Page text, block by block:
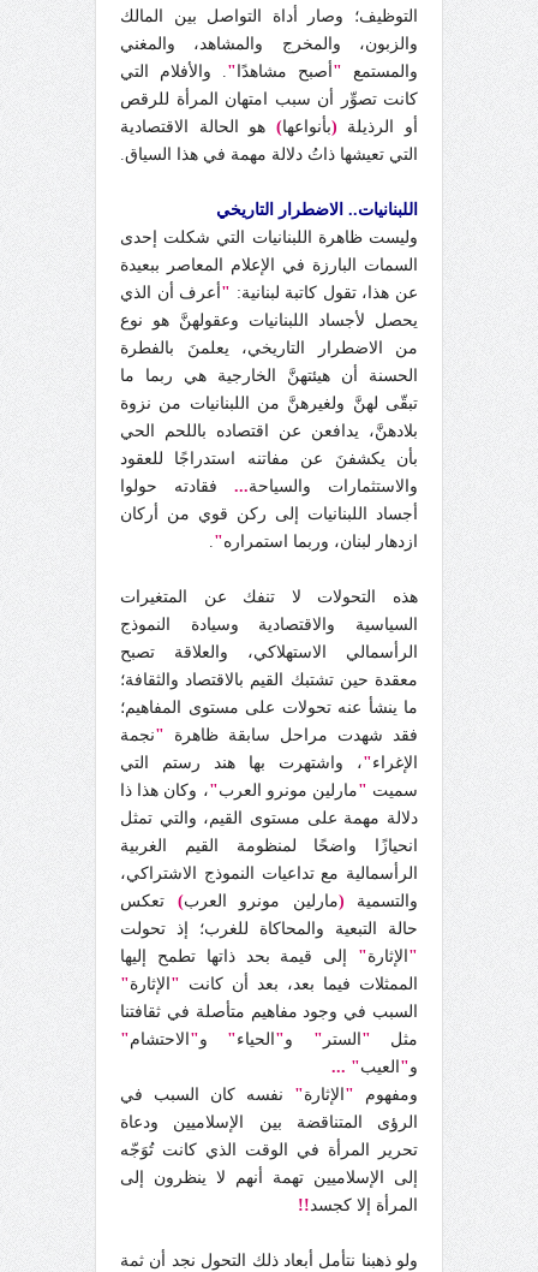
التوظيف؛ وصار أداة التواصل بين المالك
والزبون، والمخرج والمشاهد، والمغني
والمستمع " أصبح مشاهدًا ". والأفلام التي
كانت تصوِّر أن سبب امتهان المرأة للرقص
أو الرذيلة (بأنواعها) هو الحالة الاقتصادية
التي تعيشها ذاتُ دلالة مهمة في هذا السياق.
اللبنانيات.. الاضطرار التاريخي
وليست ظاهرة اللبنانيات التي شكلت إحدى
السمات البارزة في الإعلام المعاصر ببعيدة
عن هذا، تقول كاتبة لبنانية: " أعرف أن الذي
يحصل لأجساد اللبنانيات وعقولهنَّ هو نوع
من الاضطرار التاريخي، يعلمنَ بالفطرة
الحسنة أن هيئتهنَّ الخارجية هي ربما ما
تبقّى لهنَّ ولغيرهنَّ من اللبنانيات من نزوة
بلادهنَّ، يدافعن عن اقتصاده باللحم الحي
بأن يكشفنَ عن مفاتنه استدراجًا للعقود
والاستثمارات والسياحة... فقادته حولوا
أجساد اللبنانيات إلى ركن قوي من أركان
ازدهار لبنان، وربما استمراره"
.
هذه التحولات لا تنفك عن المتغيرات
السياسية والاقتصادية وسيادة النموذج
الرأسمالي الاستهلاكي، والعلاقة تصبح
معقدة حين تشتبك القيم بالاقتصاد والثقافة؛
ما ينشأ عنه تحولات على مستوى المفاهيم؛
فقد شهدت مراحل سابقة ظاهرة "نجمة
الإغراء"، واشتهرت بها هند رستم التي
سميت "مارلين مونرو العرب"، وكان هذا ذا
دلالة مهمة على مستوى القيم، والتي تمثل
انحيازًا واضحًا لمنظومة القيم الغربية
الرأسمالية مع تداعيات النموذج الاشتراكي،
والتسمية (مارلين مونرو العرب) تعكس
حالة التبعية والمحاكاة للغرب؛ إذ تحولت
" الإثارة" إلى قيمة بحد ذاتها تطمح إليها
الممثلات فيما بعد، بعد أن كانت " الإثارة"
السبب في وجود مفاهيم متأصلة في ثقافتنا
مثل " الستر " و" الحياء" و" الاحتشام"
و" العيب" ...
ومفهوم " الإثارة" نفسه كان السبب في
الرؤى المتناقضة بين الإسلاميين ودعاة
تحرير المرأة في الوقت الذي كانت تُوَجّه
إلى الإسلاميين تهمة أنهم لا ينظرون إلى
المرأة إلا كجسد!!
ولو ذهبنا نتأمل أبعاد ذلك التحول نجد أن ثمة